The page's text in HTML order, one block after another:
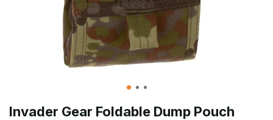
Invader Gear Foldable Dump Pouch